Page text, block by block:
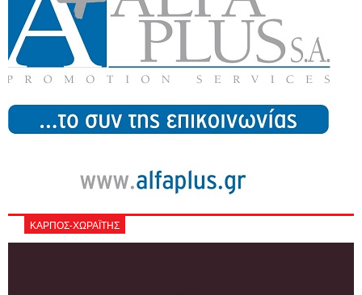
ΚΑΡΠΟΣ-ΧΩΡΑΪΤΗΣ